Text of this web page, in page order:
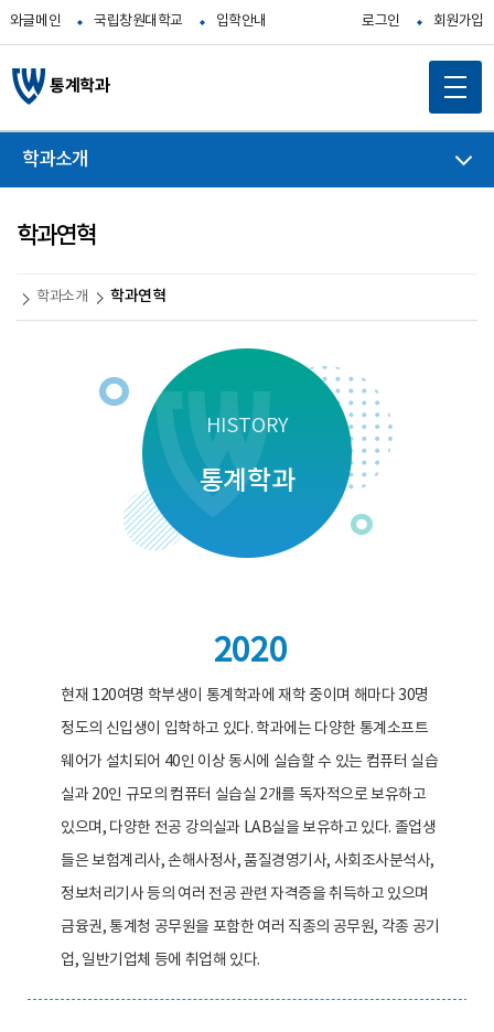
와글메인 국립창원대학교 입학안내 로그인 회원가입
통계학과
학과소개
학과연혁
학과소개 학과연혁
HISTORY
통계학과
2020
현재 120여명 학부생이 통계학과에 재학 중이며 해마다 30명
정도의 신입생이 입학하고 있다. 학과에는 다양한 통계소프트
웨어가 설치되어 40인 이상 동시에 실습할 수 있는 컴퓨터 실습
실과 20인 규모의 컴퓨터 실습실 2개를 독자적으로 보유하고
있으며, 다양한 전공 강의실과 LAB실을 보유하고 있다. 졸업생
들은 보험계리사, 손해사정사, 품질경영기사, 사회조사분석사,
정보처리기사 등의 여러 전공 관련 자격증을 취득하고 있으며
금융권, 통계청 공무원을 포함한 여러 직종의 공무원, 각종 공기
업, 일반기업체 등에 취업해 있다.